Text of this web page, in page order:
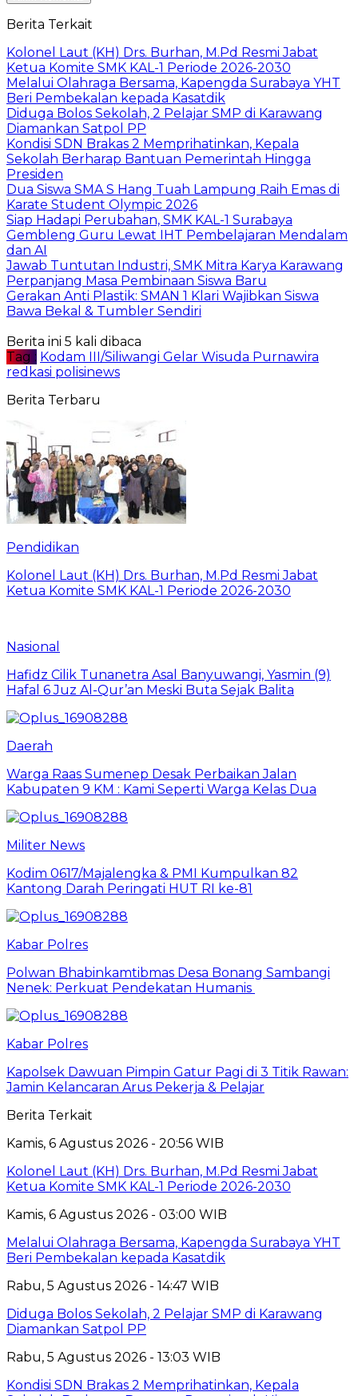
Berita Terkait
Kolonel Laut (KH) Drs. Burhan, M.Pd Resmi Jabat
Ketua Komite SMK KAL-1 Periode 2026-2030
Melalui Olahraga Bersama, Kapengda Surabaya YHT
Beri Pembekalan kepada Kasatdik
Diduga Bolos Sekolah, 2 Pelajar SMP di Karawang
Diamankan Satpol PP
Kondisi SDN Brakas 2 Memprihatinkan, Kepala
Sekolah Berharap Bantuan Pemerintah Hingga
Presiden
Dua Siswa SMA S Hang Tuah Lampung Raih Emas di
Karate Student Olympic 2026
Siap Hadapi Perubahan, SMK KAL-1 Surabaya
Gembleng Guru Lewat IHT Pembelajaran Mendalam
dan AI
Jawab Tuntutan Industri, SMK Mitra Karya Karawang
Perpanjang Masa Pembinaan Siswa Baru
Gerakan Anti Plastik: SMAN 1 Klari Wajibkan Siswa
Bawa Bekal & Tumbler Sendiri
Berita ini 5 kali dibaca
Tag : Kodam III/Siliwangi Gelar Wisuda Purnawira
redkasi polisinews
Berita Terbaru
Pendidikan
Kolonel Laut (KH) Drs. Burhan, M.Pd Resmi Jabat
Ketua Komite SMK KAL-1 Periode 2026-2030
Nasional
Hafidz Cilik Tunanetra Asal Banyuwangi, Yasmin (9)
Hafal 6 Juz Al-Qur’an Meski Buta Sejak Balita
Daerah
Warga Raas Sumenep Desak Perbaikan Jalan
Kabupaten 9 KM : Kami Seperti Warga Kelas Dua
Militer News
Kodim 0617/Majalengka & PMI Kumpulkan 82
Kantong Darah Peringati HUT RI ke-81
Kabar Polres
Polwan Bhabinkamtibmas Desa Bonang Sambangi
Nenek: Perkuat Pendekatan Humanis
Kabar Polres
Kapolsek Dawuan Pimpin Gatur Pagi di 3 Titik Rawan:
Jamin Kelancaran Arus Pekerja & Pelajar
Berita Terkait
Kamis, 6 Agustus 2026 - 20:56 WIB
Kolonel Laut (KH) Drs. Burhan, M.Pd Resmi Jabat
Ketua Komite SMK KAL-1 Periode 2026-2030
Kamis, 6 Agustus 2026 - 03:00 WIB
Melalui Olahraga Bersama, Kapengda Surabaya YHT
Beri Pembekalan kepada Kasatdik
Rabu, 5 Agustus 2026 - 14:47 WIB
Diduga Bolos Sekolah, 2 Pelajar SMP di Karawang
Diamankan Satpol PP
Rabu, 5 Agustus 2026 - 13:03 WIB
Kondisi SDN Brakas 2 Memprihatinkan, Kepala